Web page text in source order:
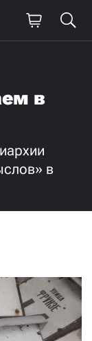
в
в
РФ